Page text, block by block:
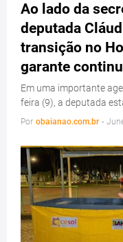
Ao lado da
deputada
transição no
garante
Em uma importante
feira (9), a deputada
Por obaianao.com.br -